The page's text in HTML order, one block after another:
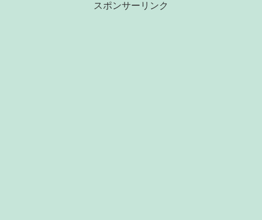
スポンサーリンク